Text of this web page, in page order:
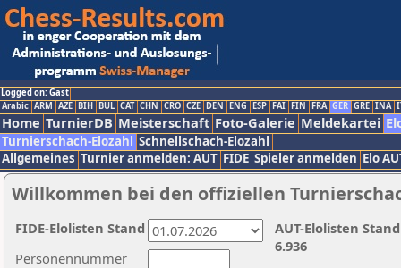
Logged on: Gast
Arabic ARM AZE BIH BUL CAT CHN CRO CZE DEN ENG ESP FAI FIN FRA GER GRE INA
Home TurnierDB Meisterschaft Foto-Galerie Meldekartei
Turnierschach-Elozahl Schnellschach-Elozahl
Allgemeines Turnier anmelden: AUT FIDE Spieler anmelden Elo
Willkommen bei den offiziellen
Personennummer
AUT-Elolisten
6.936
FIDE-Elolisten Stand